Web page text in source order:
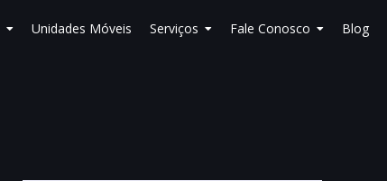
Unidades Móveis Serviços Fale Conosco Blog